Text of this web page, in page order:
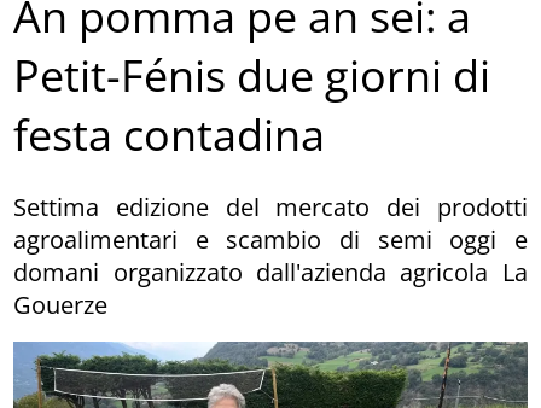
An pomma pe an sei: a
Petit-Fénis due giorni di
festa contadina
Settima edizione del mercato dei prodotti
agroalimentari e scambio di semi oggi e
domani organizzato dall'azienda agricola La
Gouerze